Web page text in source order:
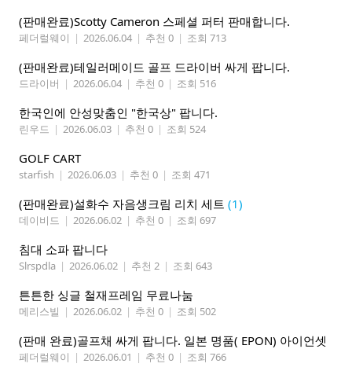
(판매완료)Scotty Cameron 스페셜 퍼터 판매합니다.
페더럴웨이 | 2026.06.04 | 추천 0 | 조회 713
(판매완료)테일러메이드 골프 드라이버 싸게 팝니다.
드라이버 | 2026.06.04 | 추천 0 | 조회 516
한국인에 안성맞춤인 "한국상" 팝니다.
린우드 | 2026.06.03 | 추천 0 | 조회 524
GOLF CART
starfish | 2026.06.03 | 추천 0 | 조회 471
(판매완료)설화수 자음생크림 리치 세트 (1)
데이비드 | 2026.06.02 | 추천 0 | 조회 697
침대 소파 팝니다
Slrspdla | 2026.06.02 | 추천 2 | 조회 643
튼튼한 싱글 철재프레임 무료나눔
메리스빌 | 2026.06.02 | 추천 0 | 조회 502
(판매 완료)골프채 싸게 팝니다. 일본 명품( EPON) 아이언셋
페더럴웨이 | 2026.06.01 | 추천 0 | 조회 766